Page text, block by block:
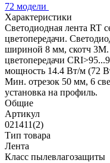
72 модели
Характеристики
Светодиодная лента RT
цветопередачи.
шириной 8 мм, скотч
цветопередачи
мощность 14.4 Вт/м (72
Мин. отрезок 50 мм, 6
установка на профиль.
Общие
Артикул
021411(2)
Тип товара
Лента
Класс пылевлагозащиты